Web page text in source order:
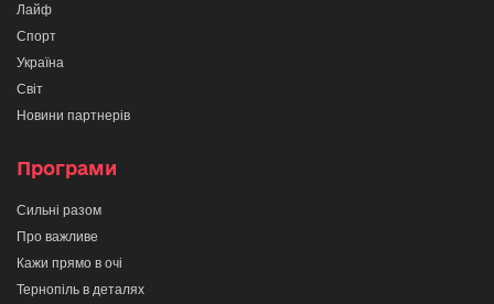
Лайф
Спорт
Україна
Світ
Новини партнерів
Програми
Сильні разом
Про важливе
Кажи прямо в очі
Тернопіль в деталях